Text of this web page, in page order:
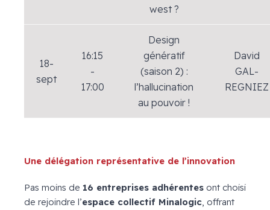
west ?
18-
sept
16:15
-
17:00
Design
génératif
(saison 2) :
l’hallucination
au pouvoir !
David
GAL-
REGNIEZ
Une délégation représentative de l’innovation
Pas moins de 16 entreprises adhérentes ont choisi
de rejoindre l’espace collectif Minalogic, offrant